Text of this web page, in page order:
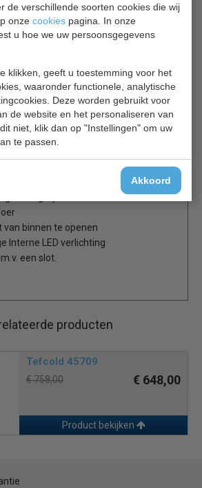
de verschillende soorten cookies die wij
onze cookies pagina. In onze
u hoe we uw persoonsgegevens
klikken, geeft u toestemming voor het
waaronder functionele, analytische
Deze worden gebruikt voor
de website en het personaliseren van
niet, klik dan op "Instellingen" om uw
te passen.
Akkoord
traditionele koelmiddelen, waardoor
is om dezelfde koeling te bereiken.
uitstoot van broeikasgassen en
en klare koelcel van Horeca Koelen
efficiënte en betaalbare
koel opslagbehoeften!
monteren
van binnen te openen
Interne LED verlichting
een slot.
producten
Tefcold 45709
€ 758,00 € 648,00
Product bekijken